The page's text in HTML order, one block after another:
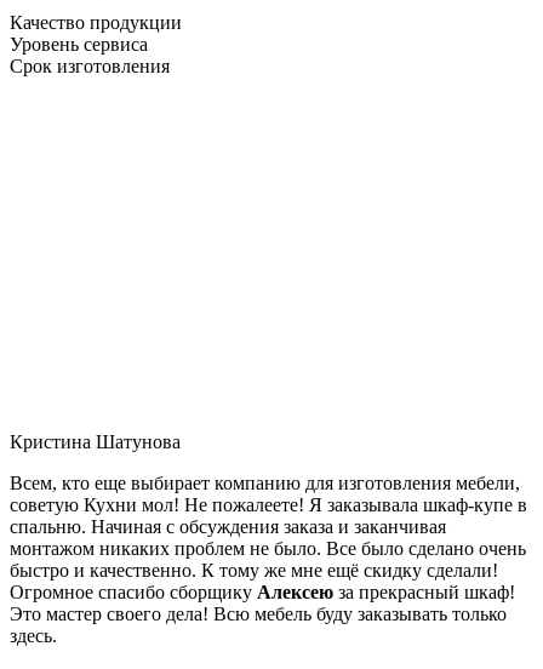
Качество продукции
Уровень сервиса
Срок изготовления
Кристина Шатунова
Всем, кто еще выбирает компанию для изготовления мебели,
советую Кухни мол! Не пожалеете! Я заказывала шкаф-купе в
спальню. Начиная с обсуждения заказа и заканчивая
монтажом никаких проблем не было. Все было сделано очень
быстро и качественно. К тому же мне ещё скидку сделали!
Огромное спасибо сборщику Алексею за прекрасный шкаф!
Это мастер своего дела! Всю мебель буду заказывать только
здесь.